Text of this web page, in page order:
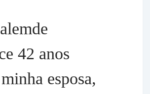
42 anos
esposa,